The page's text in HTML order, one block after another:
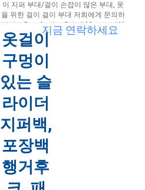
이 지퍼 부대/걸이 손잡이 많은 부대, 옷
을 위한 걸이 걸이 부대 저희에게 문의하
십시오 Bagplastics@vip.163.com 여행
저장을 위한 주문을 받아서 만들어진 zip
플라스틱 거는 걸이 부대 ...
옷걸이
구멍이
있는 슬
라이더
지퍼백,
포장백
행거후
지금 연락하세요